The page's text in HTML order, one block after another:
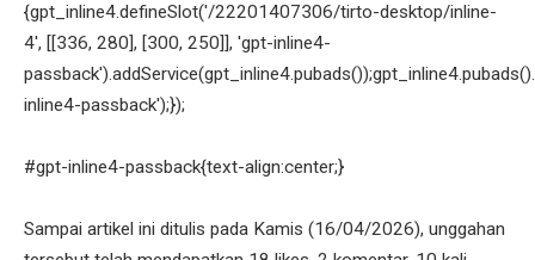
{gpt_inline4.defineSlot('/22201407306/tirto-desktop/inline-
4', [[336, 280], [300, 250]], 'gpt-inline4-
inline4-passback');});
#gpt-inline4-passback{text-align:center;}
Sampai artikel ini ditulis pada Kamis (16/04/2026), unggahan